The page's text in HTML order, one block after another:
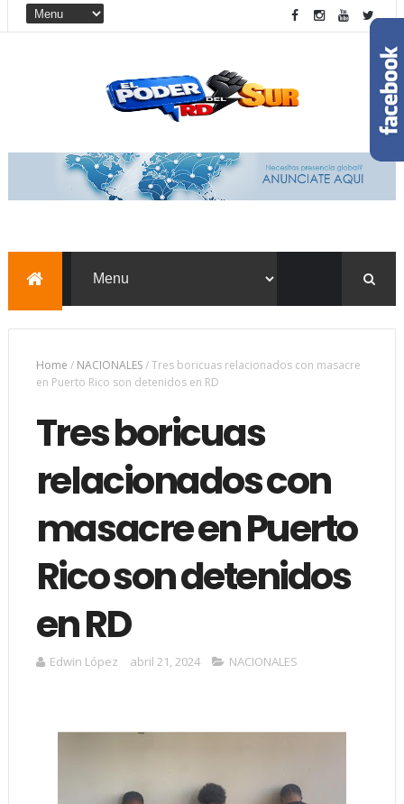
Home / NACIONALES/Tres boricuas relacionados con masacre
en Puerto Rico son detenidos en RD
Tres boricuas
relacionados con
masacre en Puerto
Rico son detenidos
en RD
Edwin López abril 21, 2024 NACIONALES